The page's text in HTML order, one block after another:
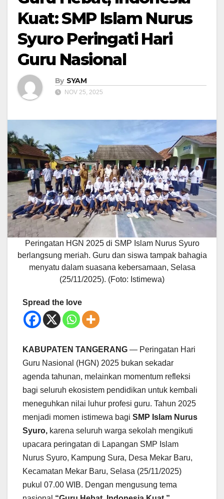
Kuat: SMP Islam Nurus
Syuro Peringati Hari
Guru Nasional
By SYAM
NOV 25, 2025
Peringatan HGN 2025 di SMP Islam Nurus Syuro
berlangsung meriah. Guru dan siswa tampak bahagia
menyatu dalam suasana kebersamaan, Selasa
(25/11/2025). (Foto: Istimewa)
Spread the love
KABUPATEN TANGERANG — Peringatan Hari
Guru Nasional (HGN) 2025 bukan sekadar
agenda tahunan, melainkan momentum refleksi
bagi seluruh ekosistem pendidikan untuk kembali
meneguhkan nilai luhur profesi guru. Tahun 2025
menjadi momen istimewa bagi SMP Islam Nurus
Syuro, karena seluruh warga sekolah mengikuti
upacara peringatan di Lapangan SMP Islam
Nurus Syuro, Kampung Sura, Desa Mekar Baru,
Kecamatan Mekar Baru, Selasa (25/11/2025)
pukul 07.00 WIB. Dengan mengusung tema